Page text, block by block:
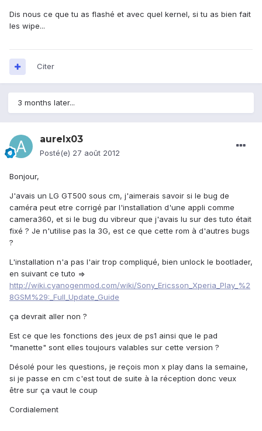
Dis nous ce que tu as flashé et avec quel kernel, si tu as bien fait
les wipe...
Citer
3 months later...
aurelx03
Posté(e) 27 août 2012
Bonjour,
J'avais un LG GT500 sous cm, j'aimerais savoir si le bug de
caméra peut etre corrigé par l'installation d'une appli comme
camera360, et si le bug du vibreur que j'avais lu sur des tuto était
fixé ? Je n'utilise pas la 3G, est ce que cette rom à d'autres bugs
?
L'installation n'a pas l'air trop compliqué, bien unlock le bootlader,
en suivant ce tuto =>
http://wiki.cyanogenmod.com/wiki/Sony_Ericsson_Xperia_Play_%2
8GSM%29:_Full_Update_Guide
ça devrait aller non ?
Est ce que les fonctions des jeux de ps1 ainsi que le pad
"manette" sont elles toujours valables sur cette version ?
Désolé pour les questions, je reçois mon x play dans la semaine,
si je passe en cm c'est tout de suite à la réception donc veux
être sur ça vaut le coup
Cordialement